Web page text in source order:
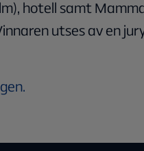
hotell samt
utses av en